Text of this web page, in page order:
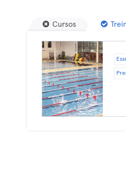
Cursos